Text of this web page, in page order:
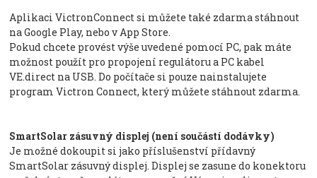
Aplikaci VictronConnect si můžete také zdarma stáhnout
na Google Play, nebo v App Store.
Pokud chcete provést výše uvedené pomocí PC, pak máte
možnost použít pro propojení regulátoru a PC kabel
VE.direct na USB. Do počítače si pouze nainstalujete
program Victron Connect, který můžete stáhnout zdarma.
SmartSolar zásuvný displej (není součástí dodávky)
Je možné dokoupit si jako příslušenství přídavný
SmartSolar zásuvný displej. Displej se zasune do konektoru